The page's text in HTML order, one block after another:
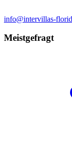
info@intervillas-
Meistgefragt